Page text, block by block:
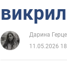
Дарина
11.05.2026